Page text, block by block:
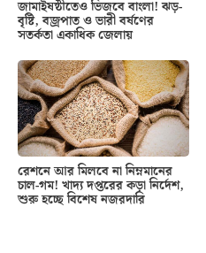
জামাইষষ্ঠীতেও ভিজবে বাংলা! ঝড়-
বৃষ্টি, বজ্রপাত ও ভারী বর্ষণের
সতর্কতা একাধিক জেলায়
রেশনে আর মিলবে না নিম্নমানের
চাল-গম! খাদ্য দপ্তরের কড়া নির্দেশ,
শুরু হচ্ছে বিশেষ নজরদারি